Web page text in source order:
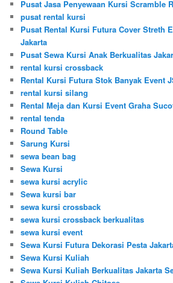
Pusat Jasa Penyewaan Kursi Scramble
pusat rental kursi
Pusat Rental Kursi Futura Cover Streth
Jakarta
Pusat Sewa Kursi Anak Berkualitas
rental kursi crossback
Rental Kursi Futura Stok Banyak Event
rental kursi silang
Rental Meja dan Kursi Event Graha
rental tenda
Round Table
Sarung Kursi
sewa bean bag
Sewa Kursi
sewa kursi acrylic
Sewa kursi bar
sewa kursi crossback
sewa kursi crossback berkualitas
sewa kursi event
Sewa Kursi Futura Dekorasi Pesta
Sewa Kursi Kuliah
Sewa Kursi Kuliah Berkualitas Jakarta